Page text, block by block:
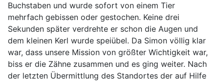
Buchstaben und wurde sofort von einem Tier
mehrfach gebissen oder gestochen. Keine drei
Sekunden später verdrehte er schon die Augen und
dem kleinen Kerl wurde speiübel. Da Simon völlig klar
war, dass unsere Mission von größter Wichtigkeit war,
biss er die Zähne zusammen und es ging weiter. Nach
der letzten Übermittlung des Standortes der auf Hilfe